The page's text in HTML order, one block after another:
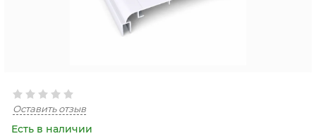
Оставить отзыв
Есть в наличии